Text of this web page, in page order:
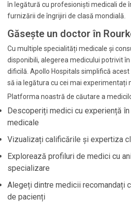
în legătură cu profesioniști medicali de
furnizării de îngrijiri de clasă mondială.
Găsește un doctor în
Cu multiple specialități medicale și
disponibili, alegerea medicului potrivit
dificilă. Apollo Hospitals simplifică
să ia legătura cu cei mai experimentați
Platforma noastră de căutare a
Descoperiți medici cu experiență
medicale
Vizualizați calificările și expertiza
Explorează profiluri de medici cu
specializare
Alegeți dintre medicii recomandați
de pacienți